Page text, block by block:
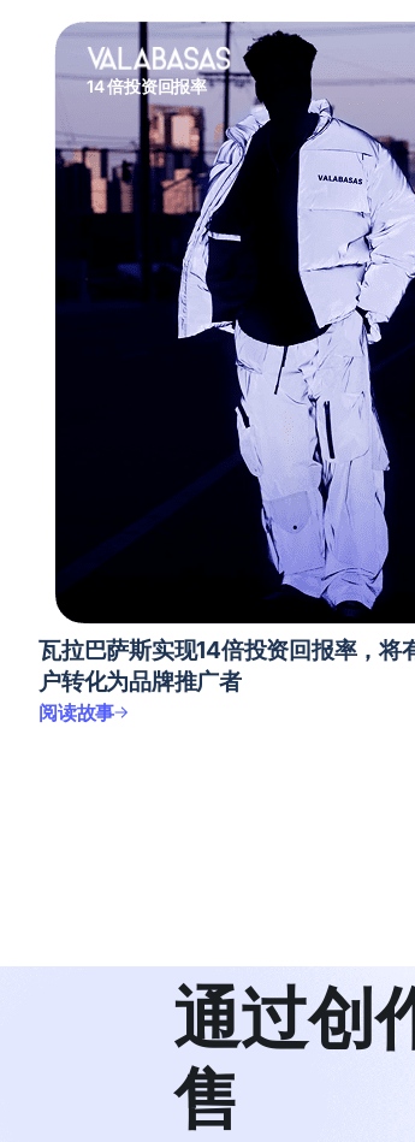
14 倍投资回报率
瓦拉巴萨斯实现14倍投资回报率，将
户转化为品牌推广者
阅读故事
通过创
售